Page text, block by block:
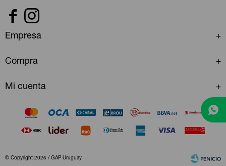
 
Empresa
Compra
Mi cuenta
© Copyright 2026 / GAP Uruguay